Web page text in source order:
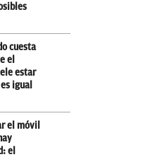
cuesta
el
estar
igual
el móvil
el